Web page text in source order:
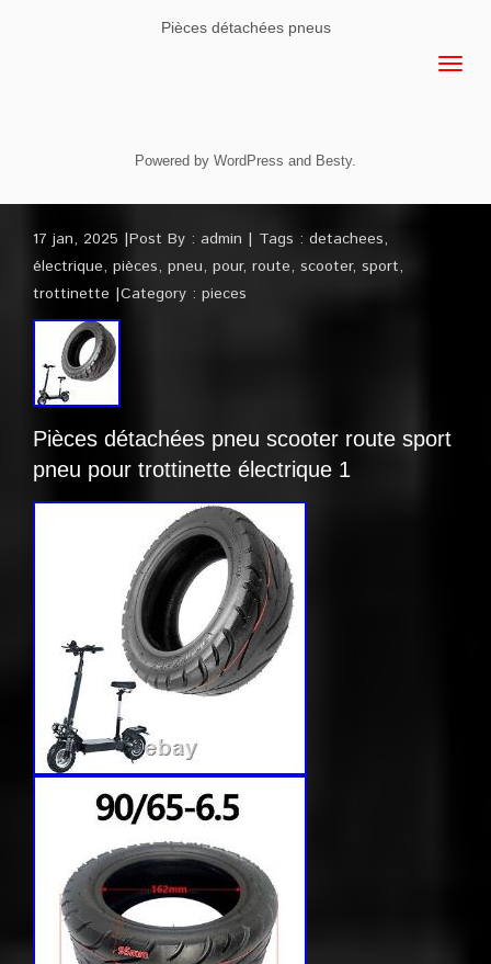
Pièces détachées pneus
Powered by WordPress and Besty.
17 jan, 2025 Post By : admin Tags : detachees,
électrique, pièces, pneu, pour, route, scooter, sport,
trottinette Category : pieces
Pièces détachées pneu scooter route sport
pneu pour trottinette électrique 1